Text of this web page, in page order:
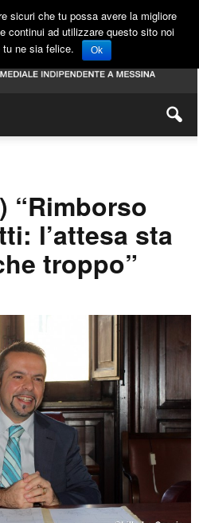
“Rimborso
l’attesa sta
troppo”
sicuri che tu possa avere la migliore
continui ad utilizzare questo sito noi
ne sia felice.
Ok